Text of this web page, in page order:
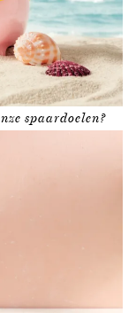
spaardoelen?